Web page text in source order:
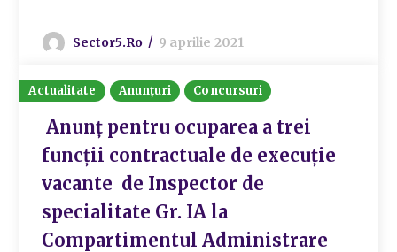
Sector5.ro 9 aprilie 2021
Actualitate Anunțuri Concursuri
Anunț pentru ocuparea a trei
funcții contractuale de execuție
vacante de Inspector de
specialitate Gr. IA la
Compartimentul Administrare